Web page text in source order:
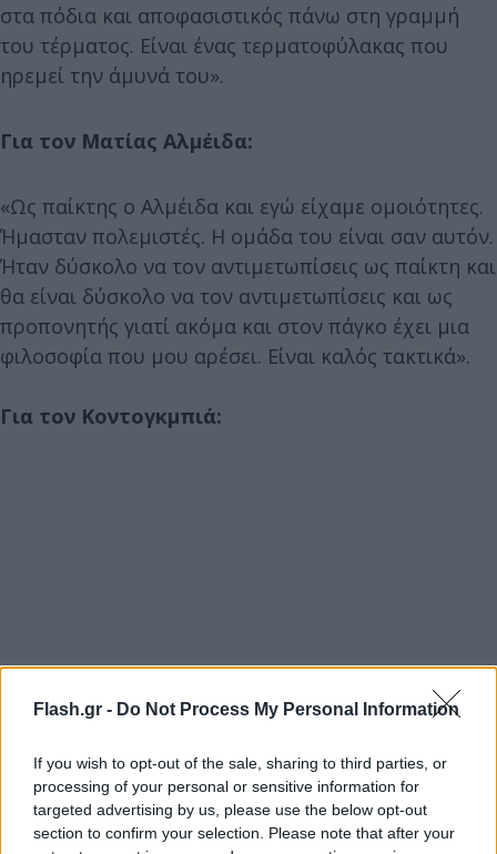
Flash.gr - Do Not Process My Personal Information
If you wish to opt-out of the sale, sharing to third parties, or
processing of your personal or sensitive information for
targeted advertising by us, please use the below opt-out
section to confirm your selection. Please note that after your
στα πόδια και αποφασιστικός πάνω στη γραμμή
του τέρματος. Είναι ένας τερματοφύλακας που
ηρεμεί την άμυνά του».
Για τον Ματίας Αλμέιδα:
«Ως παίκτης ο Αλμέιδα και εγώ είχαμε ομοιότητες.
Ήμασταν πολεμιστές. Η ομάδα του είναι σαν αυτόν.
Ήταν δύσκολο να τον αντιμετωπίσεις ως παίκτη και
θα είναι δύσκολο να τον αντιμετωπίσεις και ως
προπονητής γιατί ακόμα και στον πάγκο έχει μια
φιλοσοφία που μου αρέσει. Είναι καλός τακτικά».
Για τον Κοντογκμπιά: